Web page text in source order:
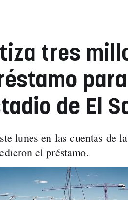
tres
de El
lunes en las cuentas de
el préstamo.